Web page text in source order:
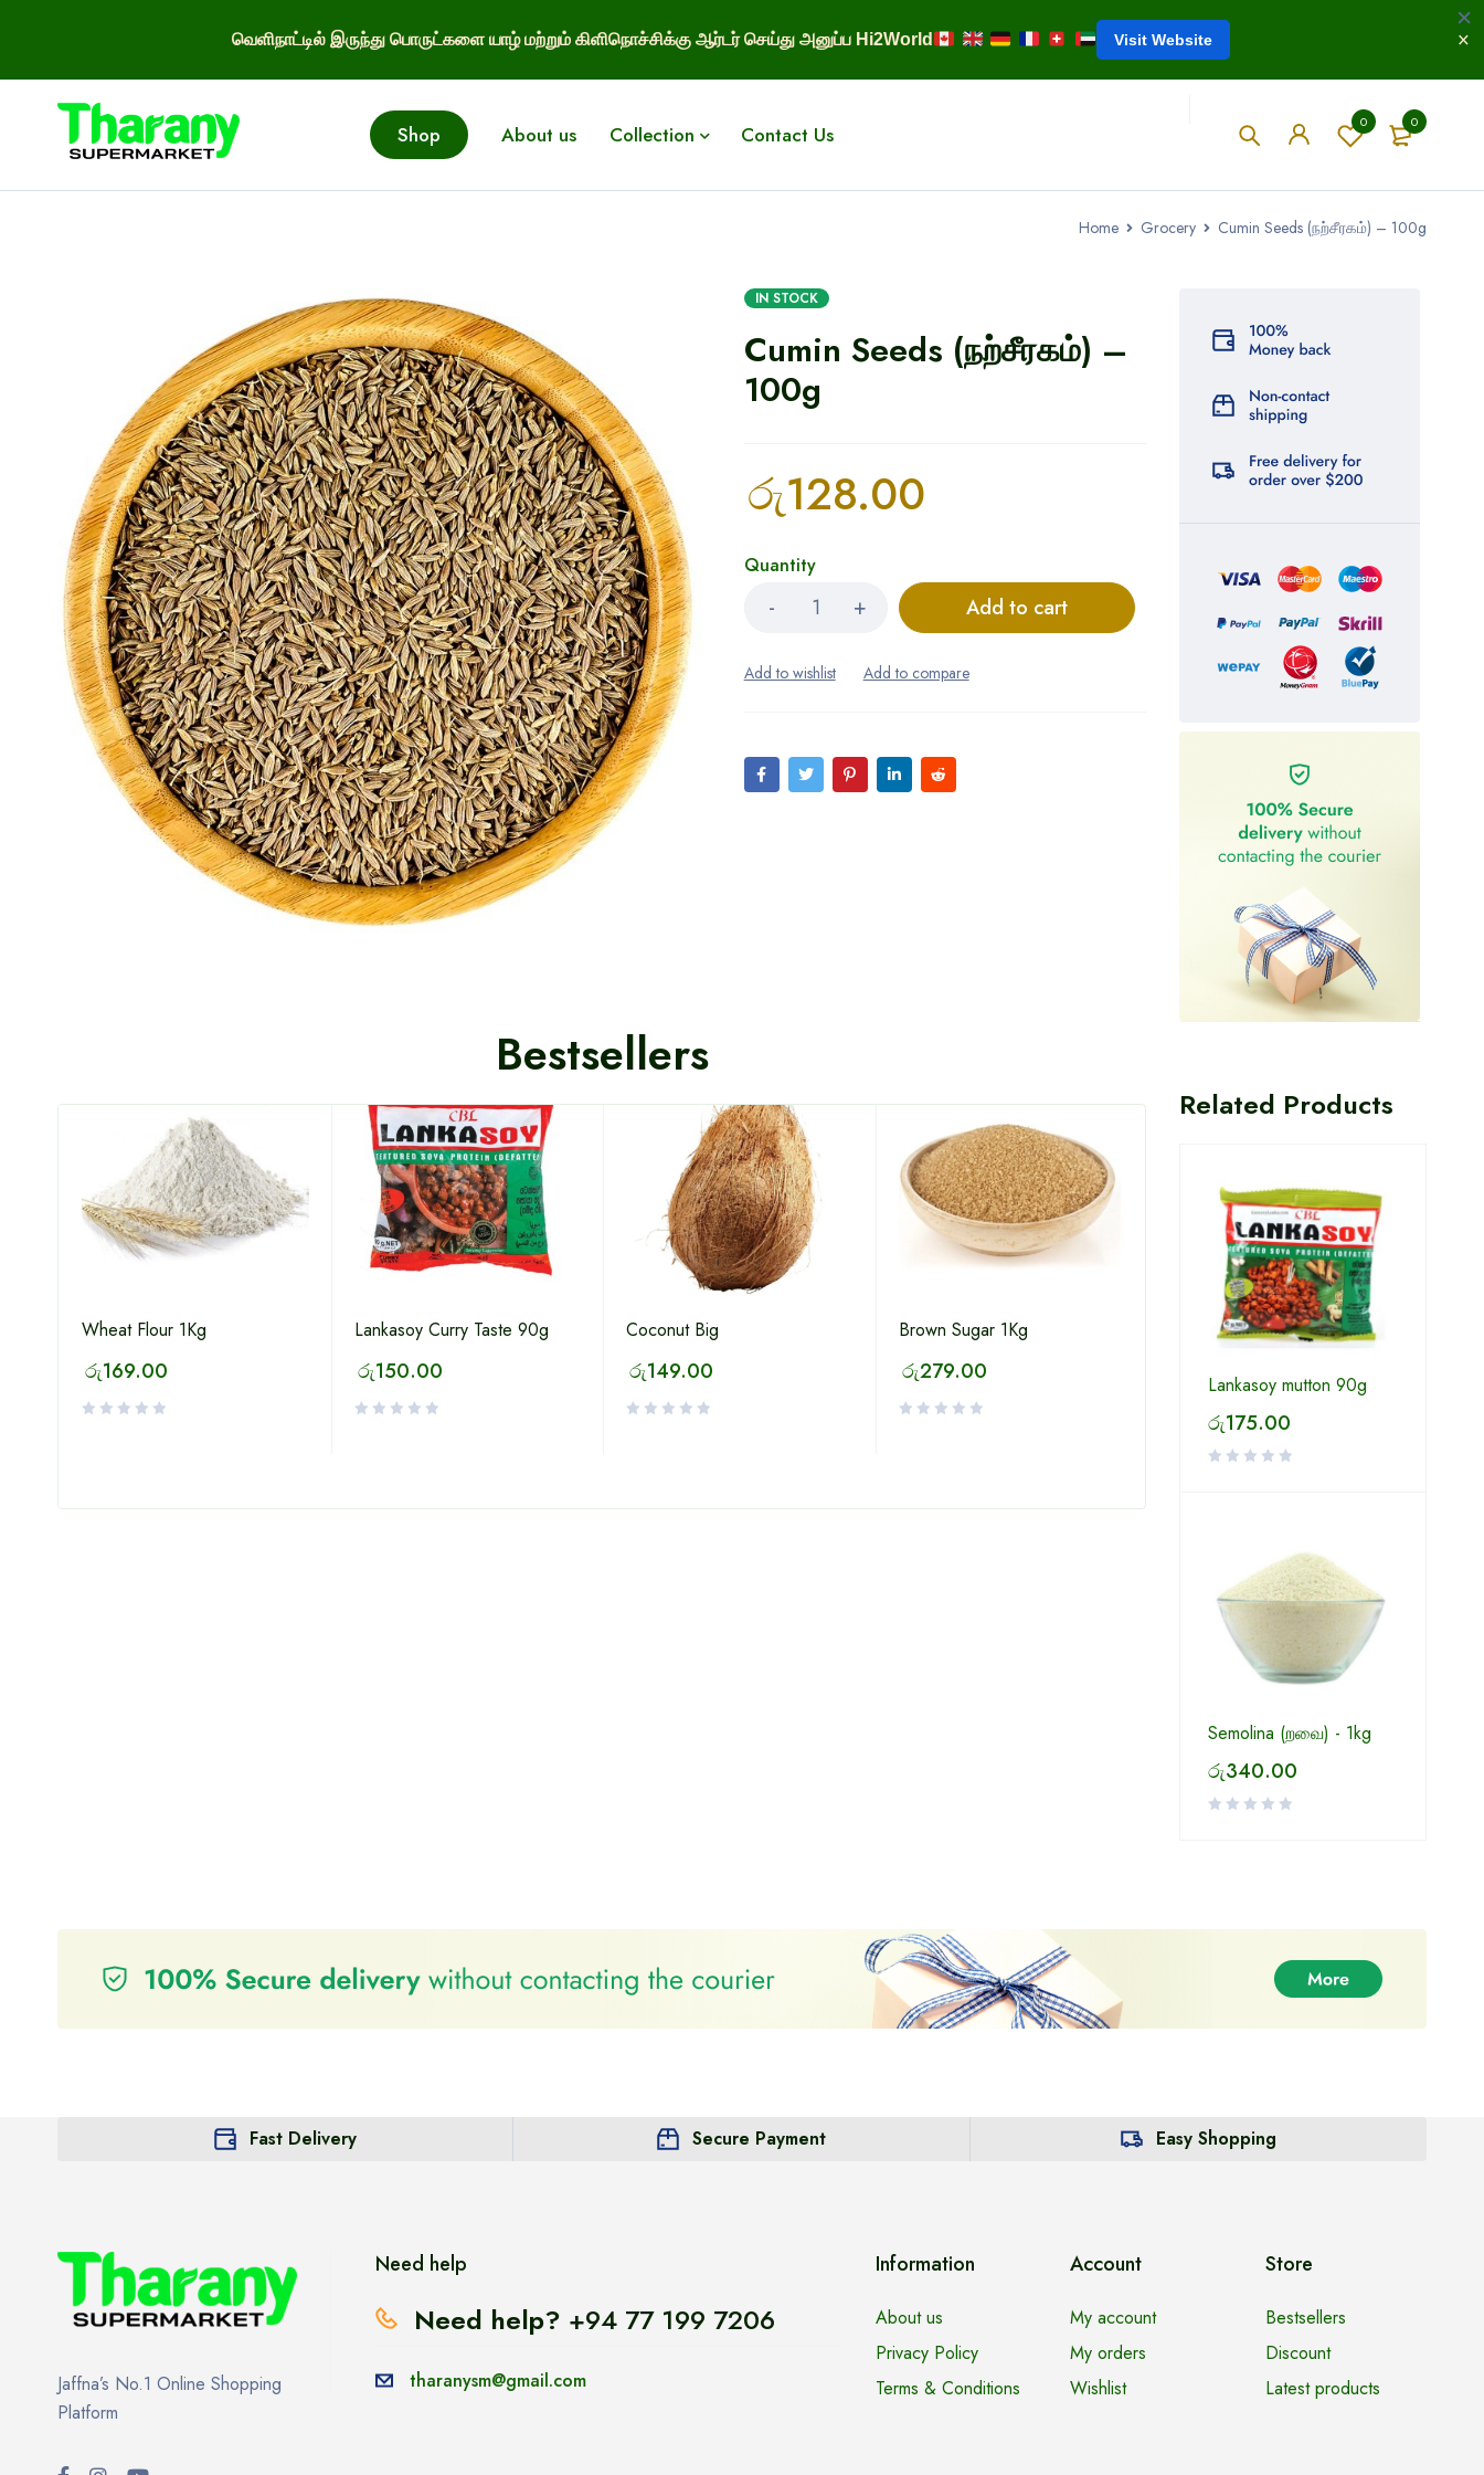
வெளிநாட்டில் இருந்து பொருட்களை யாழ் மற்றும் கிளிநொச்சிக்கு ஆர்டர் செய்து அனுப்ப Hi2World Visit Website
0
0
Shop About us Collection Contact Us
Home Grocery Cumin Seeds (நற்சீரகம்) – 100g
IN STOCK
Cumin Seeds (நற்சீரகம்) –
100g
රු128.00
Quantity
Add to cart
Bestsellers
Wheat Flour 1Kg
රු169.00
Lankasoy Curry Taste 90g
රු150.00
Coconut Big
රු149.00
Brown Sugar 1Kg
රු279.00 White Sugar 1Kg
234.00
Related Products
Lankasoy mutton 90g
රු175.00
Semolina (றவை) - 1kg
රු340.00
Fast Delivery Secure Payment Easy Shopping
Jaffna’s No.1 Online Shopping
Platform
Need help
Need help? +94 77 199 7206
tharanysm@gmail.com
Information
About us
Privacy Policy
Terms & Conditions
Account
My account
My orders
Wishlist
Store
Bestsellers
Discount
Latest products